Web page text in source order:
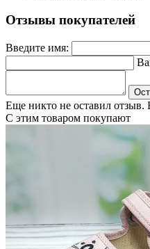
Отзывы покупателей
Введите имя:
Еще никто не оставил
С этим товаром покупают